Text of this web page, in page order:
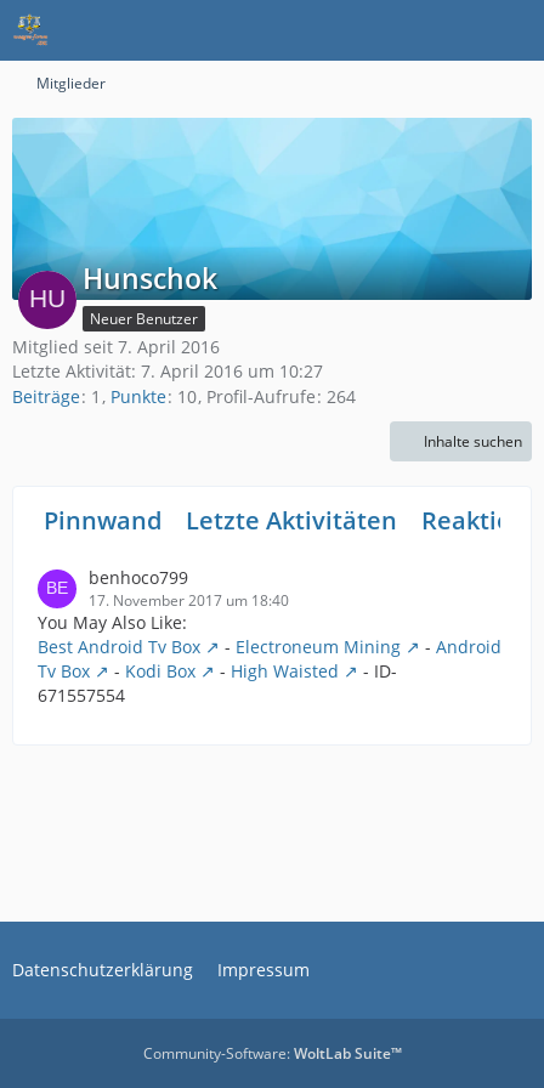
Mitglieder
Hunschok
Neuer Benutzer
Mitglied seit 7. April 2016
Letzte Aktivität: 7. April 2016 um 10:27
Beiträge 1 Punkte 10 Profil-Aufrufe 264
Inhalte suchen
Pinnwand Letzte Aktivitäten
benhoco799
17. November 2017 um 18:40
You May Also Like:
Best Android Tv Box
- Electroneum Mining - Android
Tv Box
- Kodi Box - High Waisted
- ID-
671557554
Datenschutzerklärung Impressum
Community-Software:WoltLab Suite™